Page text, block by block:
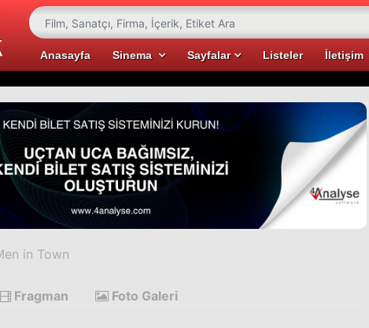
Anasayfa Sinema Sayfalar Listeler İletişim
in Town
Fragman Foto Galeri